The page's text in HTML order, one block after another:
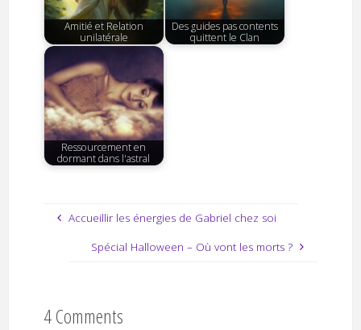
Amitié et Relation
unilatérale
Des guides pas contents
quittent le Clan
Ressourcement en
dormant dans l'astral
Accueillir les énergies de Gabriel chez soi
Spécial Halloween – Où vont les morts ?
4 Comments